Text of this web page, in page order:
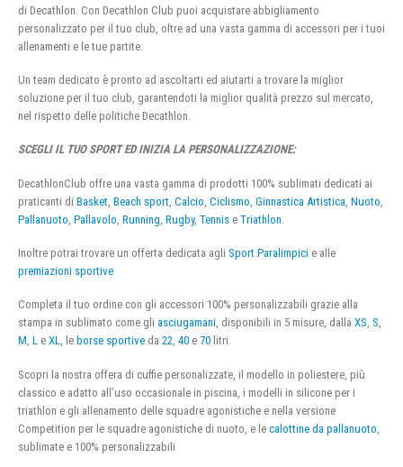
di Decathlon. Con Decathlon Club puoi acquistare abbigliamento
personalizzato per il tuo club, oltre ad una vasta gamma di accessori per i tuoi
allenamenti e le tue partite.
Un team dedicato è pronto ad ascoltarti ed aiutarti a trovare la miglior
soluzione per il tuo club, garantendoti la miglior qualità prezzo sul mercato,
nel rispetto delle politiche Decathlon.
SCEGLI IL TUO SPORT ED INIZIA LA PERSONALIZZAZIONE:
DecathlonClub offre una vasta gamma di prodotti 100% sublimati dedicati ai
praticanti di Basket Beach sport Calcio Ciclismo Ginnastica Artistica Nuoto
Pallanuoto Pallavolo Running Rugby, Tennis e Triathlon
Inoltre potrai trovare un offerta dedicata agli Sport Paralimpici e alle
premiazioni sportive
Completa il tuo ordine con gli accessori 100% personalizzabili grazie alla
stampa in sublimato come gli asciugamani, disponibili in 5 misure, dalla XS, S,
M, L e XL, le borse sportive da 22, 40 e 70 litri.
Scopri la nostra offera di cuffie personalizzate, il modello in poliestere, più
classico e adatto all’uso occasionale in piscina, i modelli in silicone per i
triathlon e gli allenamento delle squadre agonistiche e nella versione
Competition per le squadre agonistiche di nuoto, e le calottine da pallanuoto
sublimate e 100% personalizzabili